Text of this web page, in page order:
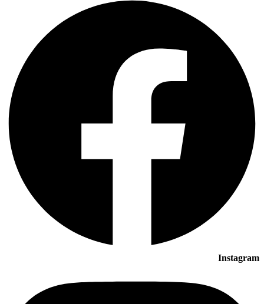
Instagram